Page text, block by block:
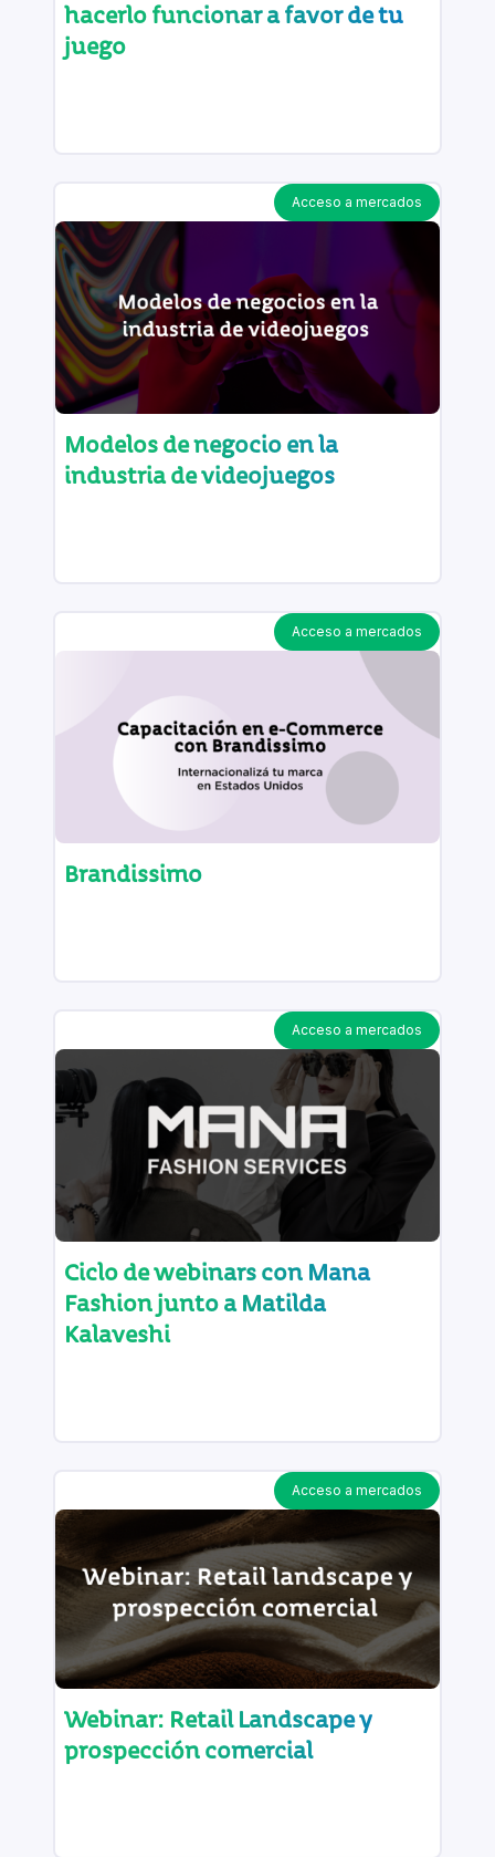
hacerlo funcionar a favor de tu
juego
Acceso a mercados
Modelos de negocio en la
industria de videojuegos
Acceso a mercados
Brandissimo
Acceso a mercados
Ciclo de webinars con Mana
Fashion junto a Matilda
Kalaveshi
Acceso a mercados
Webinar: Retail Landscape y
prospección comercial